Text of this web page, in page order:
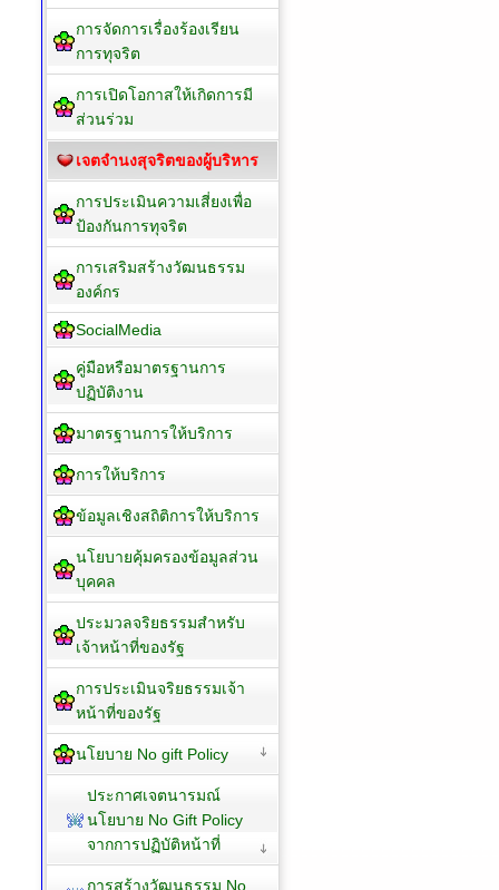
การจัดการเรื่องร้องเรียน
การทุจริต
การเปิดโอกาสให้เกิดการมี
ส่วนร่วม
เจตจำนงสุจริตของผู้บริหาร
การประเมินความเสี่ยงเพื่อ
ป้องกันการทุจริต
การเสริมสร้างวัฒนธรรม
องค์กร
SocialMedia
คู่มือหรือมาตรฐานการ
ปฏิบัติงาน
มาตรฐานการให้บริการ
การให้บริการ
ข้อมูลเชิงสถิติการให้บริการ
นโยบายคุ้มครองข้อมูลส่วน
บุคคล
ประมวลจริยธรรมสำหรับ
เจ้าหน้าที่ของรัฐ
การประเมินจริยธรรมเจ้า
หน้าที่ของรัฐ
นโยบาย No gift Policy
ประกาศเจตนารมณ์
นโยบาย No Gift Policy
จากการปฏิบัติหน้าที่
การสร้างวัฒนธรรม No